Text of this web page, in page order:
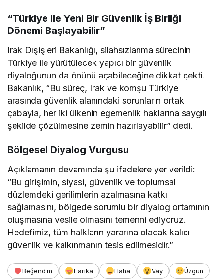
“Türkiye ile Yeni Bir Güvenlik İş Birliği
Dönemi Başlayabilir”
Irak Dışişleri Bakanlığı, silahsızlanma sürecinin
Türkiye ile yürütülecek yapıcı bir güvenlik
diyaloğunun da önünü açabileceğine dikkat çekti.
Bakanlık, “Bu süreç, Irak ve komşu Türkiye
arasında güvenlik alanındaki sorunların ortak
çabayla, her iki ülkenin egemenlik haklarına saygılı
şekilde çözülmesine zemin hazırlayabilir” dedi.
Bölgesel Diyalog Vurgusu
Açıklamanın devamında şu ifadelere yer verildi:
“Bu girişimin, siyasi, güvenlik ve toplumsal
düzlemdeki gerilimlerin azalmasına katkı
sağlamasını, bölgede sorumlu bir diyalog ortamının
oluşmasına vesile olmasını temenni ediyoruz.
Hedefimiz, tüm halkların yararına olacak kalıcı
güvenlik ve kalkınmanın tesis edilmesidir.”
Beğendim Harika Haha Vay
Üzgün